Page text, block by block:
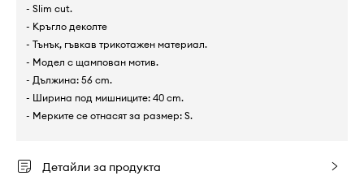
- Slim cut.
- Кръгло деколте
- Тънък, гъвкав трикотажен материал.
- Модел с щампован мотив.
- Дължина: 56 cm.
- Ширина под мишниците: 40 cm.
- Мерките се отнасят за размер: S.
Детайли за продукта